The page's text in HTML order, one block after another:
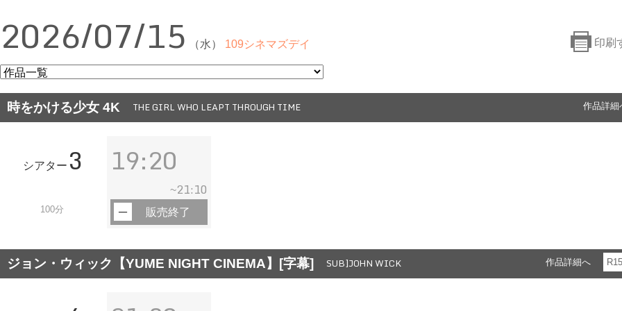
印刷
2026/07/15 （水） 109シネマズデイ
時をかける少女 4K THE GIRL WHO LEAPT THROUGH TIME 作品詳細
シアター 3
100分
19:20
~21:10
販売終了
ジョン・ウィック【YUME NIGHT CINEMA】[字幕] SUB]JOHN WICK 作品詳細へ